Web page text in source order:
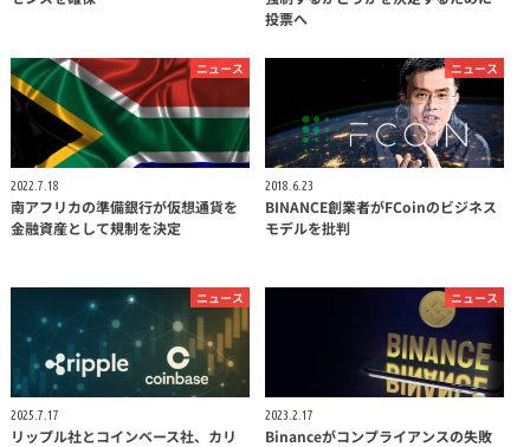
投票へ
ニュース
2022.7.18
南アフリカの準備銀行が仮想通貨を
金融資産として規制を決定
ニュース
2018.6.23
BINANCE創業者がFCoinのビジネス
モデルを批判
ニュース
2025.7.17
リップル社とコインベース社、カリ
ニュース
2023.2.17
Binanceがコンプライアンスの失敗